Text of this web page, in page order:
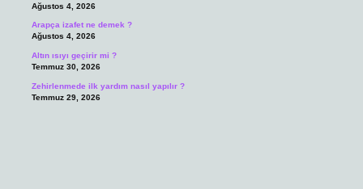
Ağustos 4, 2026
Arapça izafet ne demek ?
Ağustos 4, 2026
Altın ısıyı geçirir mi ?
Temmuz 30, 2026
Zehirlenmede ilk yardım nasıl yapılır ?
Temmuz 29, 2026